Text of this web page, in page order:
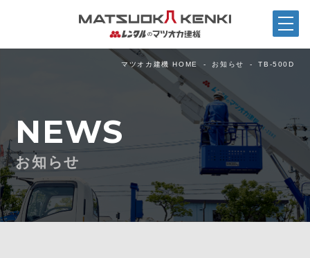
マツオカ建機 HOME お知らせ TB-500D
NEWS
お知らせ